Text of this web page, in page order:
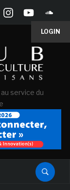
LOGIN
service du